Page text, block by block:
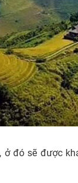
ở đó sẽ được